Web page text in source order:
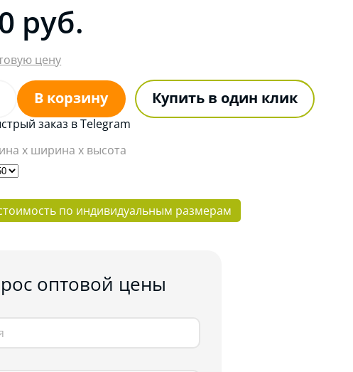
руб.
цену
В корзину Купить в один клик
заказ в Telegram
x ширина x высота
по индивидуальным размерам
оптовой цены